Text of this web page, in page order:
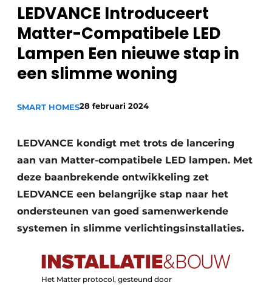
Vacature aanmelden
Vacatures
Video’s
Sanitair
Binnenklimaat
LEDVANCE Introduceert
Matter-Compatibele LED
Lampen Een nieuwe stap in
een slimme woning
SMART HOMES28 februari 2024
LEDVANCE kondigt met trots de lancering
aan van Matter-compatibele LED lampen. Met
deze baanbrekende ontwikkeling zet
LEDVANCE een belangrijke stap naar het
ondersteunen van goed samenwerkende
systemen in slimme verlichtingsinstallaties.
Het Matter protocol, gesteund door